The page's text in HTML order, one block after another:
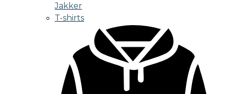
Jakker
T-shirts